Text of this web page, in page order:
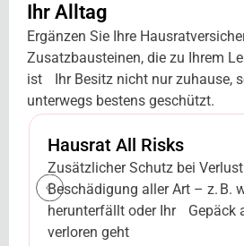
Ihr Alltag
Ergänzen Sie Ihre
Zusatzbausteinen, die zu Ihrem
ist Ihr Besitz nicht nur zuhause,
unterwegs bestens geschützt.
Hausrat All Risks
Zusätzlicher Schutz bei
Beschädigung aller Art – z. B.
herunterfällt oder Ihr Gepäck
verloren geht